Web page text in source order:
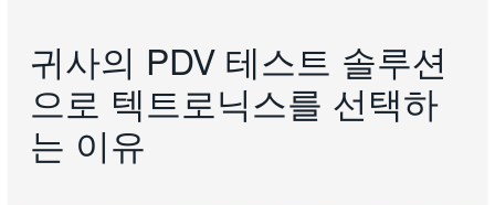
귀사의 PDV 테스트 솔루션
으로 텍트로닉스를 선택하
는 이유